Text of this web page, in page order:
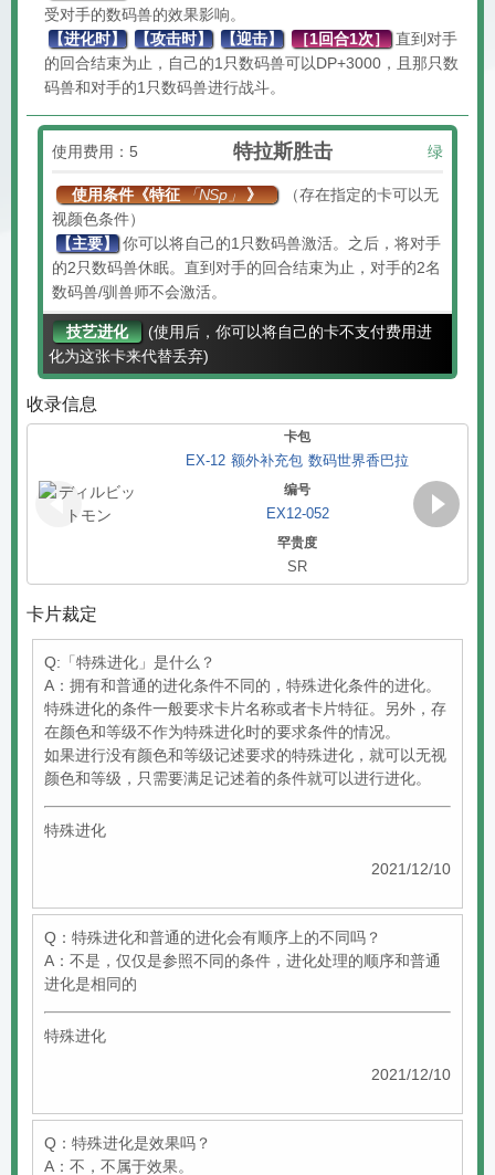
受对手的数码兽的效果影响。
【进化时】 【攻击时】 【迎击】 ［1回合1次］ 直到对手
的回合结束为止，自己的1只数码兽可以DP+3000，且那只数
码兽和对手的1只数码兽进行战斗。
使用费用：5 特拉斯胜击 绿
使用条件《特征「NSp」》
（存在指定的卡可以无
视颜色条件）
【主要】 你可以将自己的1只数码兽激活。之后，将对手
的2只数码兽休眠。直到对手的回合结束为止，对手的2名
数码兽/驯兽师不会激活。
技艺进化
(使用后，你可以将自己的卡不支付费用进
化为这张卡来代替丢弃)
收录信息
卡包
EX-12 额外补充包 数码世界香巴拉
编号
EX12-052
罕贵度
SR
卡片裁定
Q:「特殊进化」是什么？
A：拥有和普通的进化条件不同的，特殊进化条件的进化。
特殊进化的条件一般要求卡片名称或者卡片特征。另外，存
在颜色和等级不作为特殊进化时的要求条件的情况。
如果进行没有颜色和等级记述要求的特殊进化，就可以无视
颜色和等级，只需要满足记述着的条件就可以进行进化。
特殊进化
2021/12/10
Q：特殊进化和普通的进化会有顺序上的不同吗？
A：不是，仅仅是参照不同的条件，进化处理的顺序和普通
进化是相同的
特殊进化
2021/12/10
Q：特殊进化是效果吗？
A：不，不属于效果。